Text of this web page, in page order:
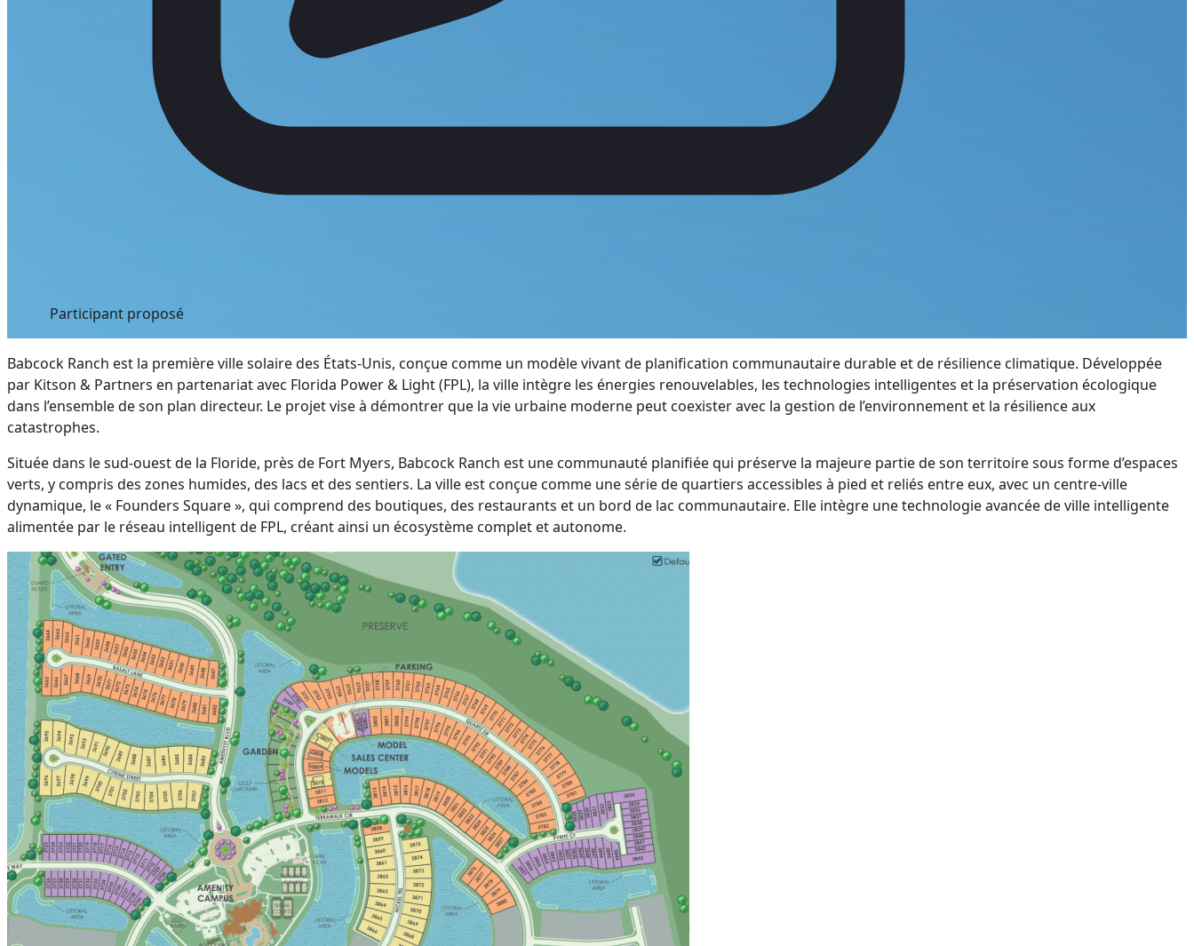
Participant proposé
Babcock Ranch est la première ville solaire des États-Unis, conçue comme un modèle vivant de planification communautaire durable et de résilience climatique. Développée
par Kitson & Partners en partenariat avec Florida Power & Light (FPL), la ville intègre les énergies renouvelables, les technologies intelligentes et la préservation écologique
dans l’ensemble de son plan directeur. Le projet vise à démontrer que la vie urbaine moderne peut coexister avec la gestion de l’environnement et la résilience aux
catastrophes.
Située dans le sud-ouest de la Floride, près de Fort Myers, Babcock Ranch est une communauté planifiée qui préserve la majeure partie de son territoire sous forme d’espaces
verts, y compris des zones humides, des lacs et des sentiers. La ville est conçue comme une série de quartiers accessibles à pied et reliés entre eux, avec un centre-ville
dynamique, le « Founders Square », qui comprend des boutiques, des restaurants et un bord de lac communautaire. Elle intègre une technologie avancée de ville intelligente
alimentée par le réseau intelligent de FPL, créant ainsi un écosystème complet et autonome.